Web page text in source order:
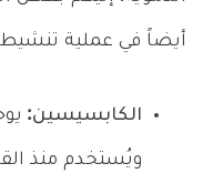
أيضاً في عملية تنشيط
الكابسيسين:
ويُستخدم منذ